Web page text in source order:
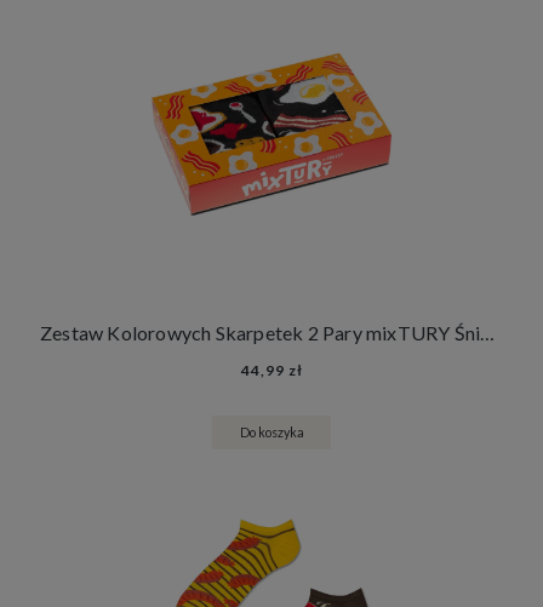
Zestaw Kolorowych Skarpetek 2 Pary mixTURY Śniadaniowe Śmieszne Długie Damskie Męskie Angielskie Śniadanie Francuskie Śniadanie
44,99 zł
Do koszyka